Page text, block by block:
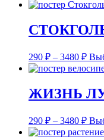
290 ₽ – 3480 ₽
ЖИЗНЬ
290 ₽ – 3480 ₽